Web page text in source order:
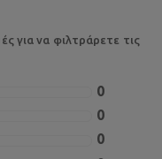
για να φιλτράρετε τις
0
0
0